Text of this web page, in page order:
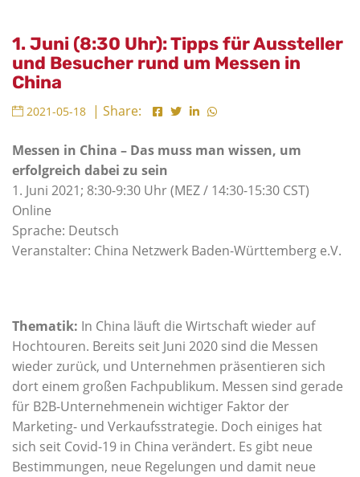
1. Juni (8:30 Uhr): Tipps für Aussteller
und Besucher rund um Messen in
China
2021-05-18 | Share:
Messen in China – Das muss man wissen, um
erfolgreich dabei zu sein
1. Juni 2021; 8:30-9:30 Uhr (MEZ / 14:30-15:30 CST)
Online
Sprache: Deutsch
Veranstalter: China Netzwerk Baden-Württemberg e.V.
Thematik: In China läuft die Wirtschaft wieder auf
Hochtouren. Bereits seit Juni 2020 sind die Messen
wieder zurück, und Unternehmen präsentieren sich
dort einem großen Fachpublikum. Messen sind gerade
für B2B-Unternehmenein wichtiger Faktor der
Marketing- und Verkaufsstrategie. Doch einiges hat
sich seit Covid-19 in China verändert. Es gibt neue
Bestimmungen, neue Regelungen und damit neue